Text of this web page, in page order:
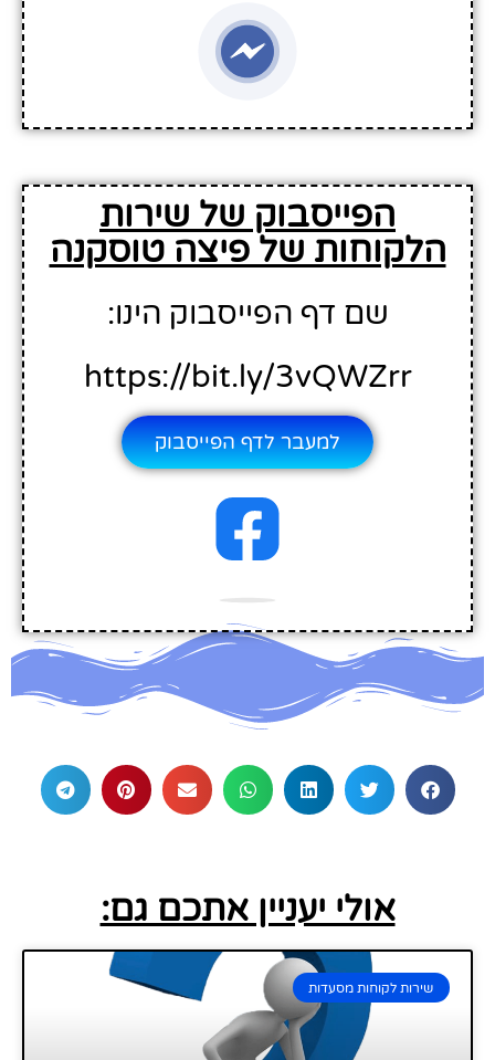
הפייסבוק של שירות
הלקוחות של פיצה טוסקנה
שם דף הפייסבוק הינו:
https://bit.ly/3vQWZrr
למעבר לדף הפייסבוק
אולי יעניין אתכם גם:
שירות לקוחות מסעדות